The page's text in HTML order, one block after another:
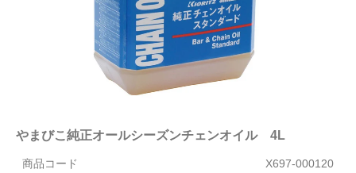
やまびこ純正オールシーズンチェンオイル 4L
商品コード X697-000120